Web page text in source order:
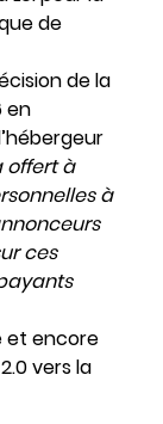
de
de la
en
offert à
à
ces
et encore
vers la